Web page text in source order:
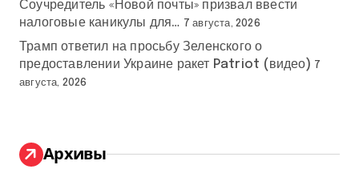
Соучредитель «Новой почты» призвал ввести
налоговые каникулы для… 7 августа, 2026
Трамп ответил на просьбу Зеленского о
предоставлении Украине ракет Patriot (видео) 7
августа, 2026
Архивы